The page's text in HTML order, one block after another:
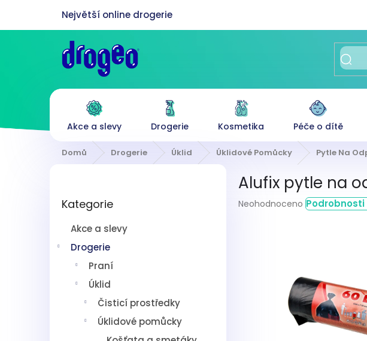
obsah
Akce a slevy Drogerie Kosmetika Péče o dítě
Domů Drogerie Úklid Úklidové Pomůcky Pytle Na
kategorie
Kategorie
Akce a slevy
Drogerie
Praní
Úklid
Čisticí prostředky
Úklidové pomůcky
Alufix pytle na
Průměrné
Neohodnoceno